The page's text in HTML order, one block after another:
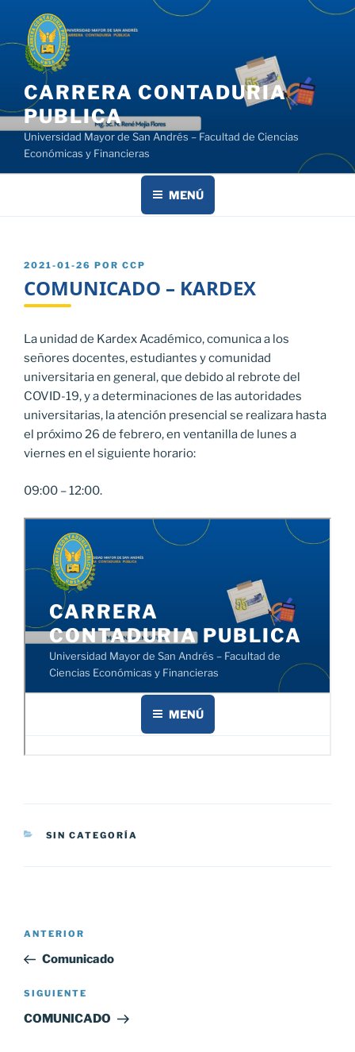
contenido
CARRERA CONTADURIA
PUBLICA
Universidad Mayor de San Andrés – Facultad de Ciencias
Económicas y Financieras
MENÚ
PUBLICADO
2021-01-26 POR CCP
COMUNICADO – KARDEX
La unidad de Kardex Académico, comunica a los
señores docentes, estudiantes y comunidad
universitaria en general, que debido al rebrote del
COVID-19, y a determinaciones de las autoridades
universitarias, la atención presencial se realizara hasta
el próximo 26 de febrero, en ventanilla de lunes a
viernes en el siguiente horario:
09:00 – 12:00.
CATEGORÍAS
SIN CATEGORÍA
Navegación
entradas
Entrada
anterior:
ANTERIOR
Comunicado
Siguiente
entrada
SIGUIENTE
COMUNICADO